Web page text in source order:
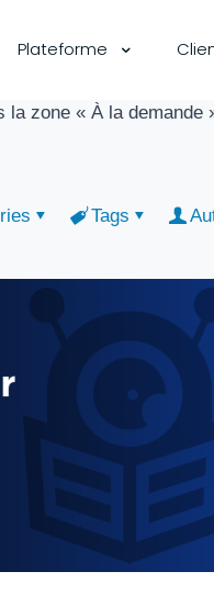
Plateforme
zone « À la demande
Tags